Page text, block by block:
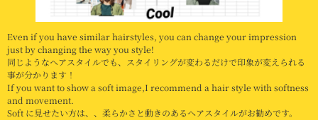
Even if you have similar hairstyles, you can change your impression
just by changing the way you style!
同じようなヘアスタイルでも、スタイリングが変わるだけで印象が変えられる
事が分かります！
If you want to show a soft image,I recommend a hair style with softness
and movement.
Soft に見せたい方は、、柔らかさと動きのあるヘアスタイルがお勧めです。